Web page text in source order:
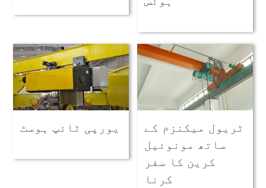
یورپی ٹائپ ہوسٹ
ٹریول میکنزم کے
ساتھ مونوئیل
کرین کا سفر
کرنا